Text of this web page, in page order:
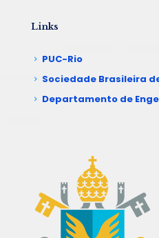
Links
PUC-Rio
Sociedade Brasileira
Departamento de